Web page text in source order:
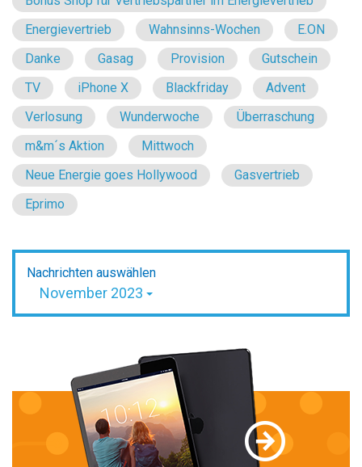
Energievertrieb
Wahnsinns-Wochen
E.ON
Danke
Gasag Provision
Gutschein
TV
iPhone X Blackfriday
Advent
Verlosung
Wunderwoche
Überraschung
m&m´s Aktion
Mittwoch
Neue Energie goes Hollywood
Gasvertrieb
Eprimo
Nachrichten auswählen
November 2023